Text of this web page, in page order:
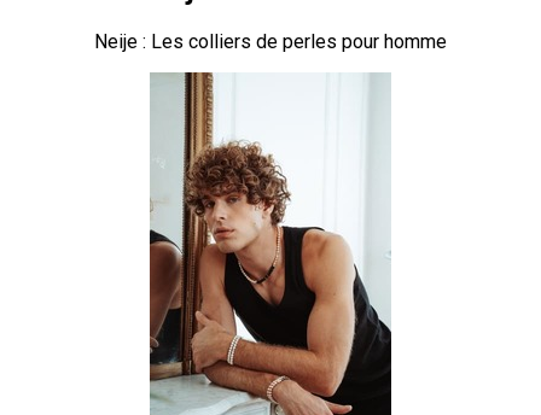
Neije : Les colliers de perles pour homme